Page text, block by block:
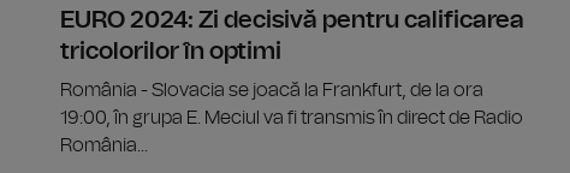
EURO 2024: Zi decisivă pentru calificarea
tricolorilor în optimi
România - Slovacia se joacă la Frankfurt, de la ora
19:00, în grupa E. Meciul va fi transmis în direct de Radio
România...